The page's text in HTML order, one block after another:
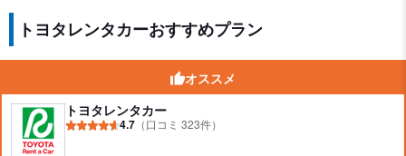
トヨタレンタカーおすすめプラン
オススメ
トヨタレンタカー
4.7 （口コミ 323件）